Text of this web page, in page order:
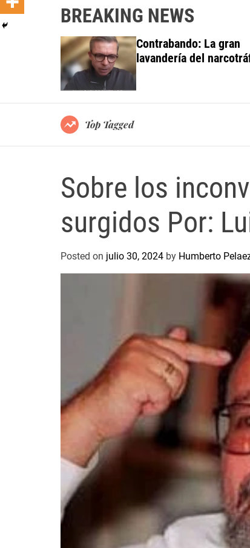
BREAKING NEWS
narcotráfico
Luisa Ortega
de Tarek Saab
Top Tagged
Sobre los
surgidos Por:
Posted on julio 30, 2024 by Humberto